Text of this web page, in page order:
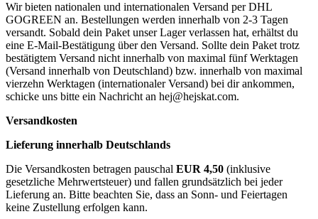
Wir bieten nationalen und internationalen Versand per DHL
GOGREEN an. Bestellungen werden innerhalb von 2-3 Tagen
versandt. Sobald dein Paket unser Lager verlassen hat, erhältst du
eine E-Mail-Bestätigung über den Versand. Sollte dein Paket trotz
bestätigtem Versand nicht innerhalb von maximal fünf Werktagen
(Versand innerhalb von Deutschland) bzw. innerhalb von maximal
vierzehn Werktagen (internationaler Versand) bei dir ankommen,
schicke uns bitte ein Nachricht an hej@hejskat.com.
Versandkosten
Lieferung innerhalb Deutschlands
Die Versandkosten betragen pauschal EUR 4,50 (inklusive
gesetzliche Mehrwertsteuer) und fallen grundsätzlich bei jeder
Lieferung an. Bitte beachten Sie, dass an Sonn- und Feiertagen
keine Zustellung erfolgen kann.